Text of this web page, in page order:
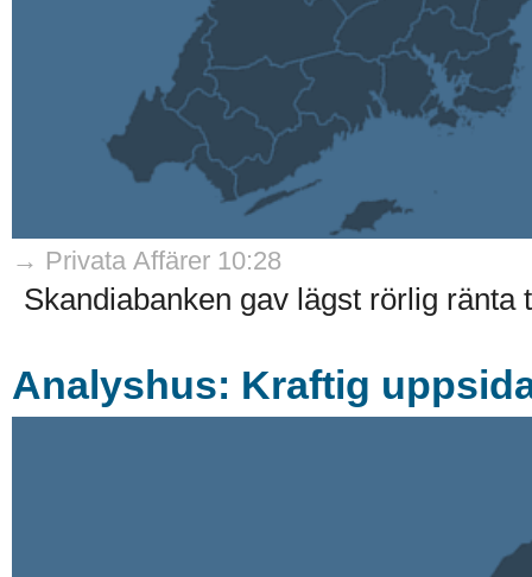
→ Privata Affärer 10:28
Skandiabanken gav lägst rörlig ränta
Analyshus: Kraftig